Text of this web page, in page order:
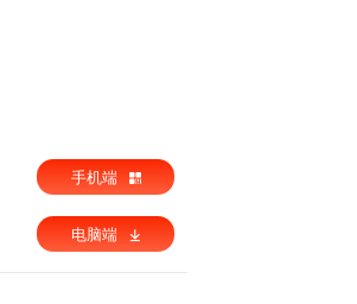
手机端
电脑端